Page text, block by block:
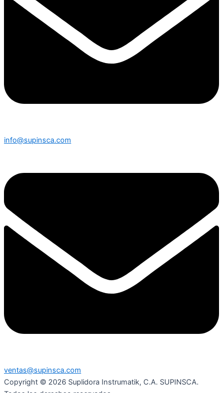
info@supinsca.com
ventas@supinsca.com
Copyright © 2026 Suplidora Instrumatik, C.A. SUPINSCA.